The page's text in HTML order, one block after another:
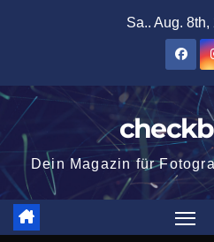
Sa.. Aug. 8th,
Dein Magazin für